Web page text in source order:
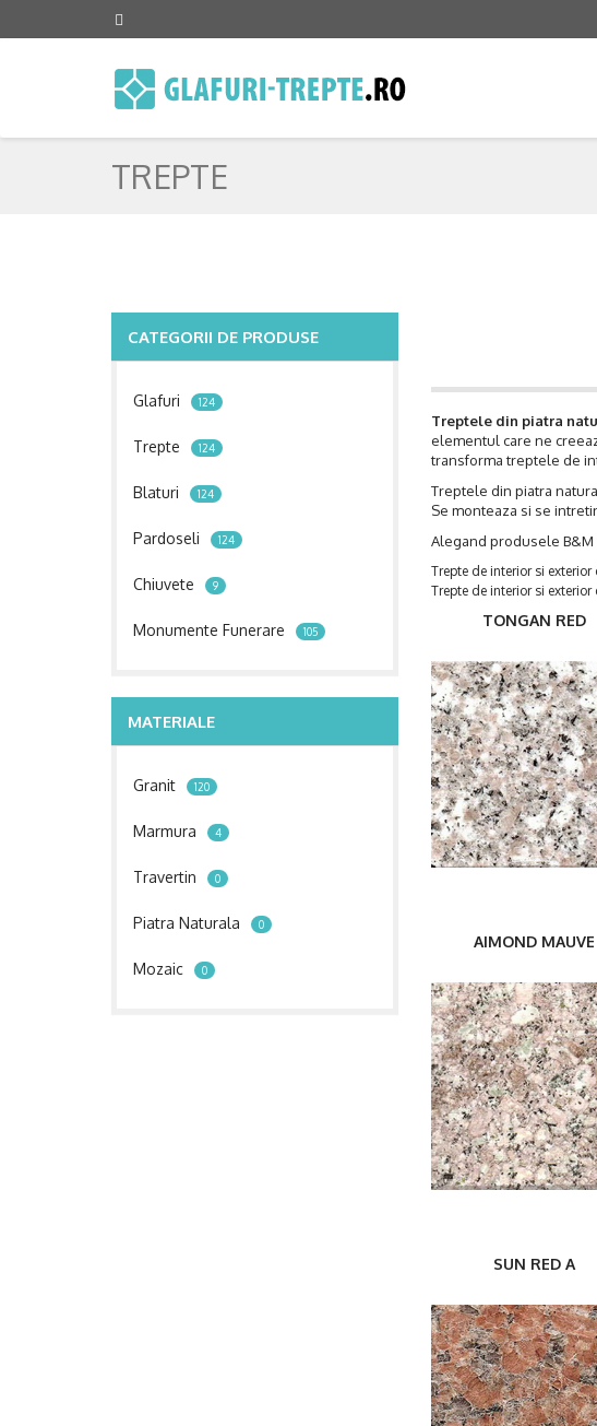
TREPTE
CATEGORII DE PRODUSE
Glafuri 124
Trepte 124
Blaturi 124
Pardoseli 124
Chiuvete 9
Monumente Funerare 105
MATERIALE
Granit 120
Marmura 4
Travertin 0
Piatra Naturala 0
Mozaic 0
Treptele din piatra
elementul care ne
transforma treptele de
Treptele din piatra
Se monteaza si se
Alegand produsele B&M
Trepte de interior si
Trepte de interior si
TONGAN RED
AIMOND MAUVE
SUN RED A